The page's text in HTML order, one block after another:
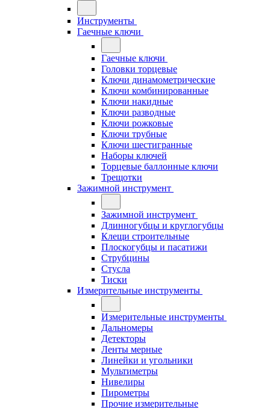
Инструменты
Гаечные ключи
Гаечные ключи
Головки торцевые
Ключи динамометрические
Ключи комбинированные
Ключи накидные
Ключи разводные
Ключи рожковые
Ключи трубные
Ключи шестигранные
Наборы ключей
Торцевые баллонные ключи
Трещотки
Зажимной инструмент
Зажимной инструмент
Длинногубцы и круглогубцы
Клещи строительные
Плоскогубцы и пасатижи
Струбцины
Стусла
Тиски
Измерительные инструменты
Измерительные инструменты
Дальномеры
Детекторы
Ленты мерные
Линейки и угольники
Мультиметры
Нивелиры
Пирометры
Прочие измерительные